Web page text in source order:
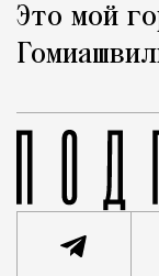
Это мой